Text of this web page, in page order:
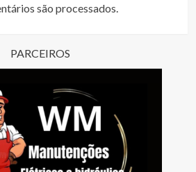
são processados
PARCEIROS